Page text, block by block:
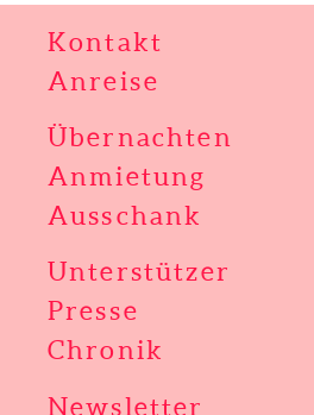
Kontakt
Anreise
Übernachten
Anmietung
Ausschank
Unterstützer
Presse
Chronik
Newsletter